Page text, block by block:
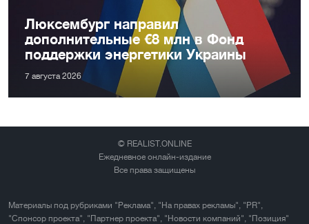
Люксембург направил
дополнительные €8 млн в Фонд
поддержки энергетики Украины
7 августа 2026
© REALIST.ONLINE
Ежедневное онлайн-издание
Все права защищены
Материалы под рубриками "Реклама", "На правах рекламы", "PR",
"Спонсор проекта", "Партнер проекта", "Новости компаний", "Позиция"